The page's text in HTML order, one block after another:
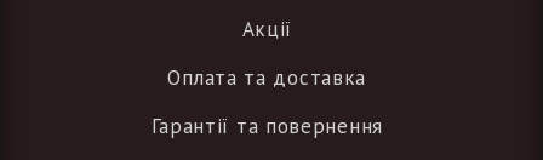
Акції
Оплата та доставка
Гарантії та повернення